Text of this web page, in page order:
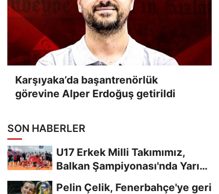
Karşıyaka’da başantrenörlük
görevine Alper Erdoğuş getirildi
SON HABERLER
U17 Erkek Milli Takımımız,
Balkan Şampiyonası'nda Yarı
Pelin Çelik, Fenerbahçe'ye geri